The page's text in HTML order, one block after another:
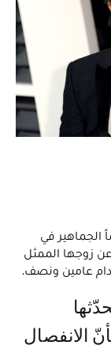
العالمية جنيفر أنستون 49 عاماً الجماهير في
زوجها الممثل
الانفصال